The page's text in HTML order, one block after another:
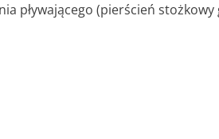
pływającego (pierścień